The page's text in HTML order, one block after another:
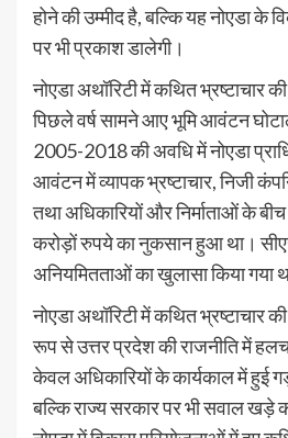
होने की उम्मीद है, बल्कि यह नोएडा के
पर भी प्रकाश डालेगी।
नोएडा अथॉरिटी में कथित भ्रष्टाचार
पिछले वर्ष सामने आए भूमि आवंटन
2005-2018 की अवधि में नोएडा
आवंटन में व्यापक भ्रष्टाचार, निजी
तथा अधिकारियों और निर्माताओं के
करोड़ों रुपये का नुकसान हुआ था।
अनियमितताओं का खुलासा किया गया
नोएडा अथॉरिटी में कथित भ्रष्टाचार
रूप से उत्तर प्रदेश की राजनीति में
केवल अधिकारियों के कार्यकाल में हुई
बल्कि राज्य सरकार पर भी सवाल खड़े